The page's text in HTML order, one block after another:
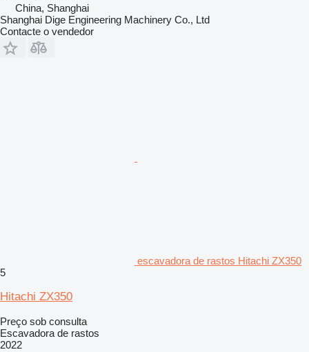
China, Shanghai
Shanghai Dige Engineering Machinery Co., Ltd
Contacte o vendedor
escavadora de rastos Hitachi ZX350
5
Hitachi ZX350
Preço sob consulta
Escavadora de rastos
2022